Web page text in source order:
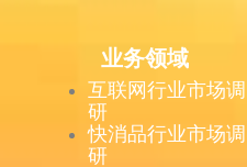
业务领域
互联网行业市场调
研
快消品行业市场调
研